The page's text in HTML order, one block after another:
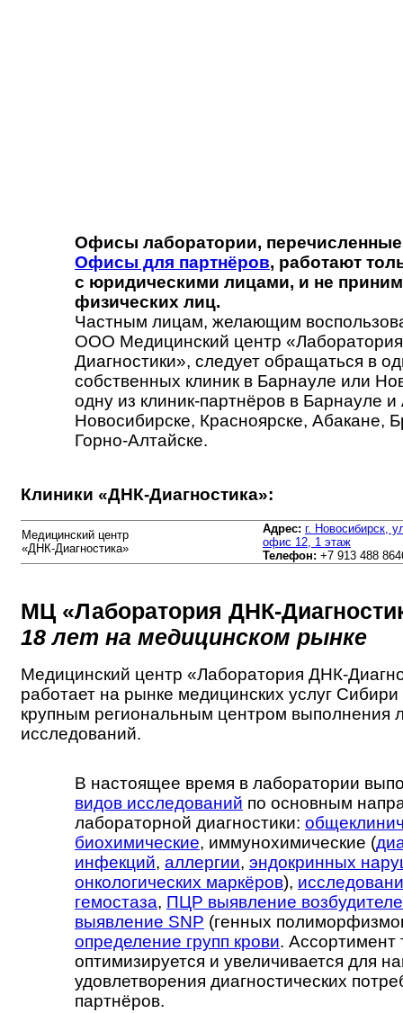
Офисы лаборатории, перечисленные
Офисы для партнёров, работают
с юридическими лицами, и не
физических лиц.
Частным лицам, желающим
ООО Медицинский центр
Диагностики», следует обращаться в
собственных клиник в Барнауле или
одну из клиник-партнёров в Барнауле
Новосибирске, Красноярске, Абакане,
Горно-Алтайске.
Клиники «ДНК-Диагностика»:
Медицинский центр
«ДНК-Диагностика»
Адрес: г. Новосибирск,
офис 12, 1 этаж
Телефон: +7 913 488
МЦ «Лаборатория ДНК-
18 лет на медицинском рынке
Медицинский центр «Лаборатория ДНК-
работает на рынке медицинских услуг Сибири
крупным региональным центром выполнения
исследований.
В настоящее время в лаборатории
видов исследований по основным
лабораторной диагностики:
биохимические, иммунохимические (
инфекций, аллергии, эндокринных
онкологических маркёров),
гемостаза, ПЦР выявление
выявление SNP (генных
определение групп крови. Ассортимент
оптимизируется и увеличивается для
удовлетворения диагностических
партнёров.